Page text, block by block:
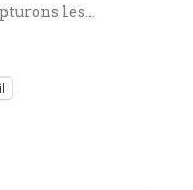
les…